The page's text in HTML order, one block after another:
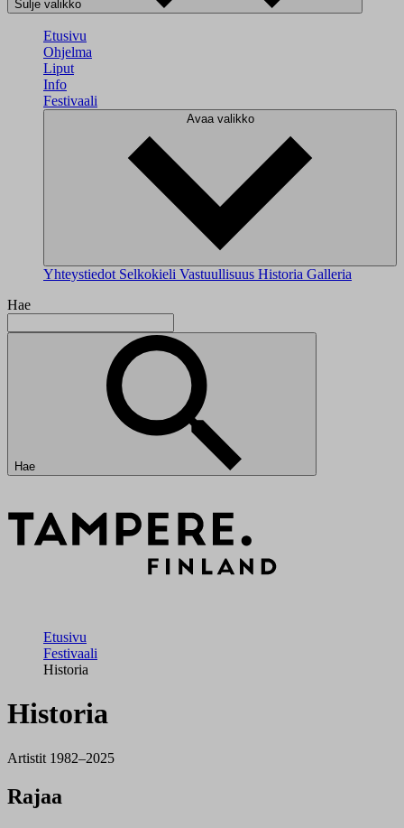
Sulje valikko
Etusivu
Ohjelma
Liput
Info
Festivaali
Avaa valikko
Yhteystiedot Selkokieli Vastuullisuus Historia Galleria
Hae
Hae
Etusivu
Festivaali
Historia
Historia
Artistit 1982–2025
Rajaa